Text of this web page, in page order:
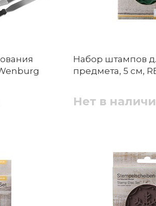
Набор штампов
предмета, 5 см,
Нет в